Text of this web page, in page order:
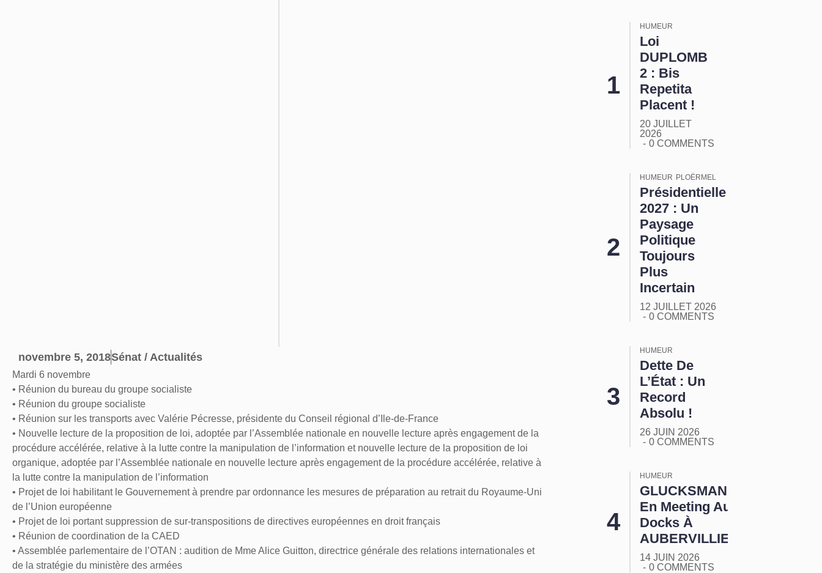
novembre 5, 2018Sénat / Actualités
Mardi 6 novembre
• Réunion du bureau du groupe socialiste
• Réunion du groupe socialiste
• Réunion sur les transports avec Valérie Pécresse, présidente du Conseil régional d’Ile-de-France
• Nouvelle lecture de la proposition de loi, adoptée par l’Assemblée nationale en nouvelle lecture après engagement de la
procédure accélérée, relative à la lutte contre la manipulation de l’information et nouvelle lecture de la proposition de loi
organique, adoptée par l’Assemblée nationale en nouvelle lecture après engagement de la procédure accélérée, relative à
la lutte contre la manipulation de l’information
• Projet de loi habilitant le Gouvernement à prendre par ordonnance les mesures de préparation au retrait du Royaume-Uni
de l’Union européenne
• Projet de loi portant suppression de sur-transpositions de directives européennes en droit français
• Réunion de coordination de la CAED
• Assemblée parlementaire de l’OTAN : audition de Mme Alice Guitton, directrice générale des relations internationales et
de la stratégie du ministère des armées
HUMEUR
Loi
DUPLOMB
2 : Bis
Repetita
Placent !
20 JUILLET
2026
0 COMMENTS
HUMEUR PLOËRMEL
Présidentielle
2027 : Un
Paysage
Politique
Toujours
Plus
Incertain
12 JUILLET 2026
0 COMMENTS
HUMEUR
Dette De
L’État : Un
Record
Absolu !
26 JUIN 2026
0 COMMENTS
HUMEUR
GLUCKSMANN
En Meeting Aux
Docks À
AUBERVILLIERS
14 JUIN 2026
0 COMMENTS